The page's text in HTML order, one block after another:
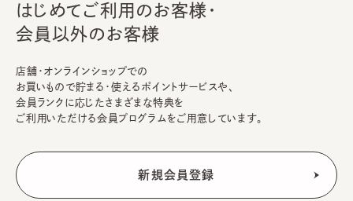
はじめてご利用のお客様・
会員以外のお客様
店舗・オンラインショップでの
お買いもので貯まる・使えるポイントサービスや、
会員ランクに応じたさまざまな特典を
ご利用いただける会員プログラムをご用意しています。